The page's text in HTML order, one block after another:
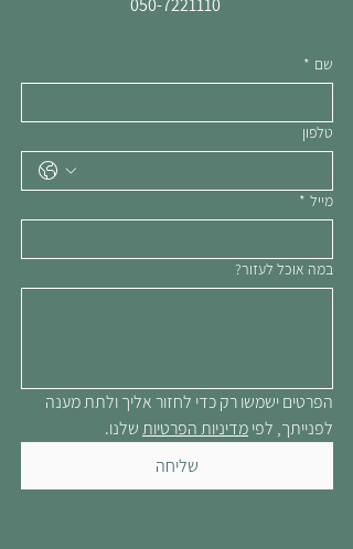
050-7221110
שם *
טלפון
מייל *
במה אוכל לעזור?
לפנייתך, לפי מדיניות הפרטיות שלנו.
שליחה